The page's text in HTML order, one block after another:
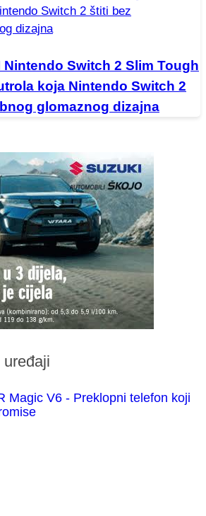
Nintendo Switch 2 Slim Tough
koja Nintendo Switch 2
glomaznog dizajna
Magic V6 - Preklopni telefon koji